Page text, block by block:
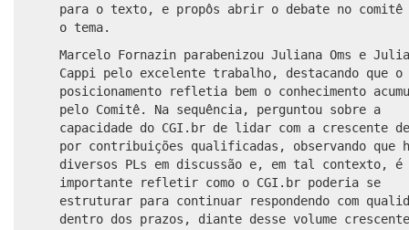
para o texto, e propôs abrir o debate no comitê
o tema.
Marcelo Fornazin parabenizou Juliana Oms e
Cappi pelo excelente trabalho, destacando que o
posicionamento refletia bem o conhecimento
pelo Comitê. Na sequência, perguntou sobre a
capacidade do CGI.br de lidar com a crescente
por contribuições qualificadas, observando que
diversos PLs em discussão e, em tal contexto, é
importante refletir como o CGI.br poderia se
estruturar para continuar respondendo com
dentro dos prazos, diante desse volume